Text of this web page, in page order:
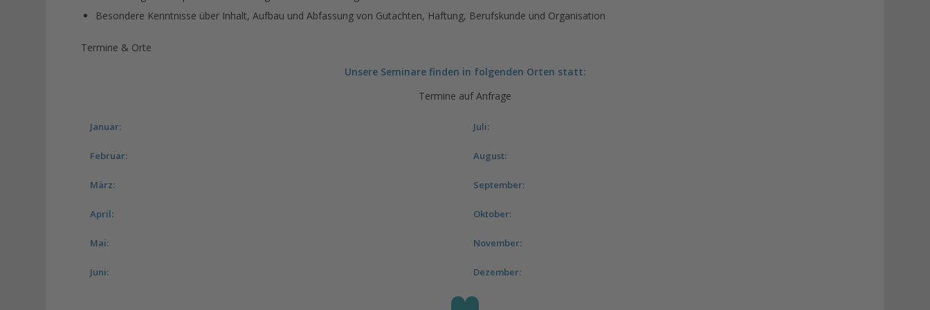
Besondere Kenntnisse über Inhalt, Aufbau und Abfassung von Gutachten, Haftung, Berufskunde und Organisation
Termine & Orte
Unsere Seminare finden in folgenden Orten statt:
Termine auf Anfrage
Januar: Juli:
Februar: August:
März: September:
April: Oktober:
Mai: November:
Juni: Dezember: